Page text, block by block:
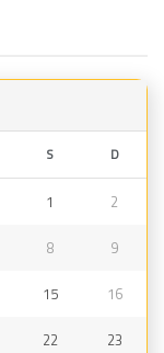
S D
1 2
8 9
15 16
22 23